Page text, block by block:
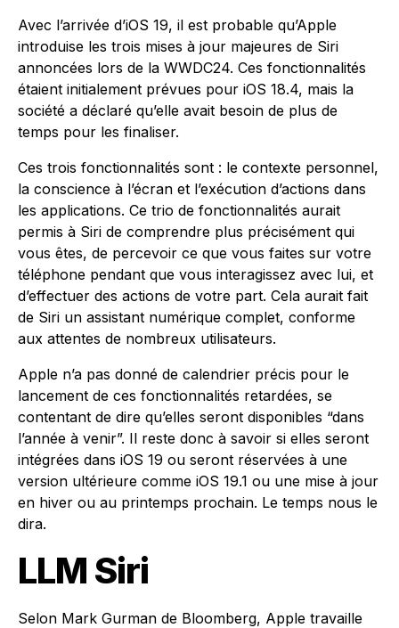
Avec l’arrivée d’iOS 19, il est probable qu’Apple
introduise les trois mises à jour majeures de Siri
annoncées lors de la WWDC24. Ces fonctionnalités
étaient initialement prévues pour iOS 18.4, mais la
société a déclaré qu’elle avait besoin de plus de
temps pour les finaliser.
Ces trois fonctionnalités sont : le contexte personnel,
la conscience à l’écran et l’exécution d’actions dans
les applications. Ce trio de fonctionnalités aurait
permis à Siri de comprendre plus précisément qui
vous êtes, de percevoir ce que vous faites sur votre
téléphone pendant que vous interagissez avec lui, et
d’effectuer des actions de votre part. Cela aurait fait
de Siri un assistant numérique complet, conforme
aux attentes de nombreux utilisateurs.
Apple n’a pas donné de calendrier précis pour le
lancement de ces fonctionnalités retardées, se
contentant de dire qu’elles seront disponibles “dans
l’année à venir”. Il reste donc à savoir si elles seront
intégrées dans iOS 19 ou seront réservées à une
version ultérieure comme iOS 19.1 ou une mise à jour
en hiver ou au printemps prochain. Le temps nous le
dira.
LLM Siri
Selon Mark Gurman de Bloomberg, Apple travaille